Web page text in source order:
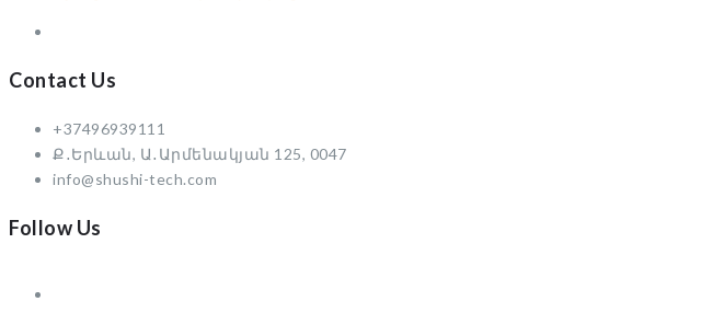
Contact Us
+37496939111
Ք․Երևան, Ա․Արմենակյան 125, 0047
info@shushi-tech.com
Follow Us